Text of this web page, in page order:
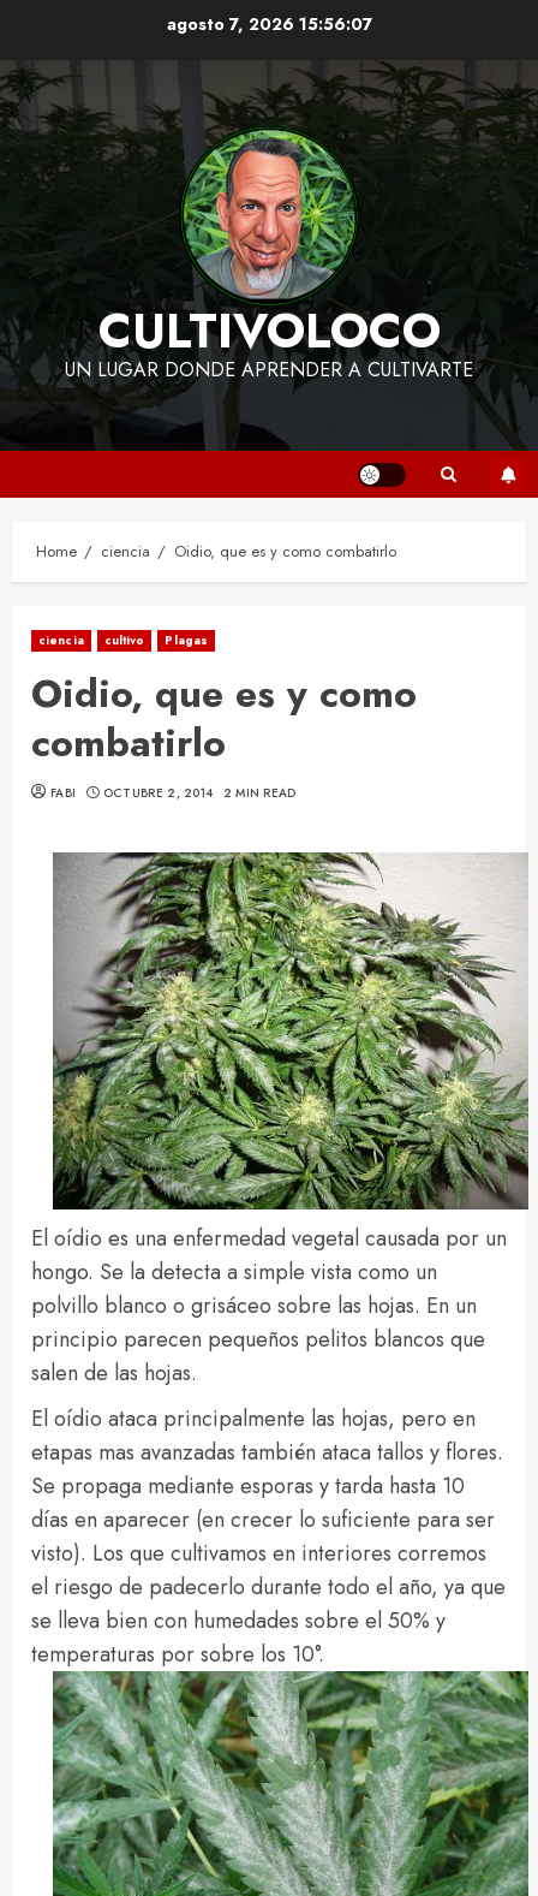
content
agosto 7, 2026 15:56:08
CULTIVOLOCO
UN LUGAR DONDE APRENDER A CULTIVARTE
Home ciencia Oidio, que es y como combatirlo
ciencia cultivo Plagas
Oidio, que es y como
combatirlo
FABI OCTUBRE 2, 2014 2 MIN READ
El oídio es una enfermedad vegetal causada por un
hongo. Se la detecta a simple vista como un
polvillo blanco o grisáceo sobre las hojas. En un
principio parecen pequeños pelitos blancos que
salen de las hojas.
El oídio ataca principalmente las hojas, pero en
etapas mas avanzadas también ataca tallos y flores.
Se propaga mediante esporas y tarda hasta 10
días en aparecer (en crecer lo suficiente para ser
visto). Los que cultivamos en interiores corremos
el riesgo de padecerlo durante todo el año, ya que
se lleva bien con humedades sobre el 50% y
temperaturas por sobre los 10°.